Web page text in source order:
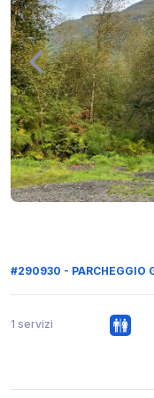
#290930 - PARCHEGGIO
1 servizi